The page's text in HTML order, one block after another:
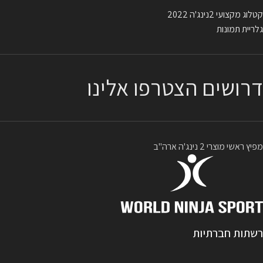
קטלוג מקצועי 2נינג'ה 2022
גלריית תמונות
דרושים הצטרפו אלינו
מפיץ ראשי מוצרי 2 נינג'ה ארה"ב
רשתות חברתיות